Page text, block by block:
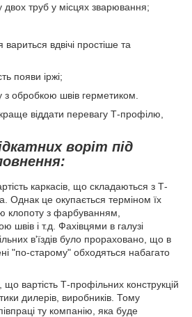
двох труб у місцях зварювання;
вариться вдвічі простіше та
появи іржі;
з обробкою швів герметиком.
віддати перевагу Т-профілю,
воріт під
каркасів, що складаються з Т-
Однак це окупається терміном їх
клопоту з фарбуванням,
швів і т.д. Фахівцями в галузі
в'їздів було прораховано, що в
"по-старому" обходяться набагато
що вартість Т-профільних конструкцій
дилерів, виробників. Тому
ту компанію, яка буде